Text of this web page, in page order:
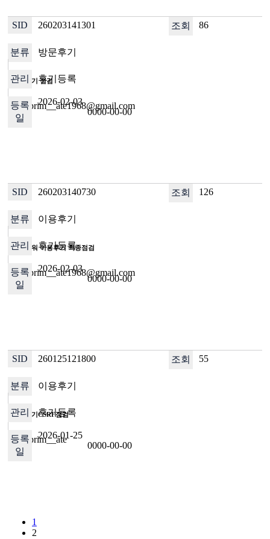
260203141301
방문후기
방문후기 점검
ID : prim__ate1968@gmail.com
후기등록
86
2026-02-03
0000-00-00
260203140730
이용후기
유플라워 이용후기 최종점검
ID : prim__ate1968@gmail.com
후기등록
126
2026-02-03
0000-00-00
260125121800
이용후기
이용후기CSRF점검
ID : prim__ate
후기등록
55
2026-01-25
0000-00-00
1
2